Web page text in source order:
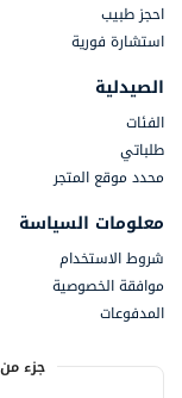
احجز طبيب
استشارة فورية
الصيدلية
الفئات
طلباتي
محدد موقع المتجر
معلومات السياسة
شروط الاستخدام
موافقة الخصوصية
المدفوعات
جزء